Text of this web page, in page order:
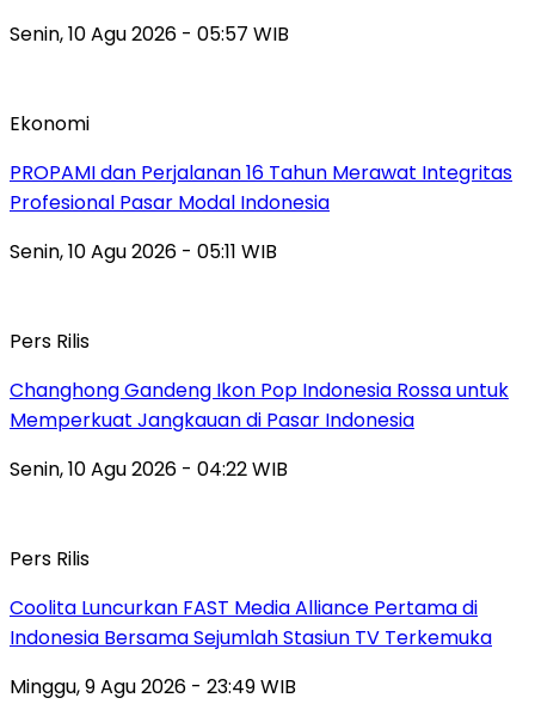
Senin, 10 Agu 2026 - 05:57 WIB
Ekonomi
PROPAMI dan Perjalanan 16 Tahun Merawat Integritas
Profesional Pasar Modal Indonesia
Senin, 10 Agu 2026 - 05:11 WIB
Pers Rilis
Changhong Gandeng Ikon Pop Indonesia Rossa untuk
Memperkuat Jangkauan di Pasar Indonesia
Senin, 10 Agu 2026 - 04:22 WIB
Pers Rilis
Coolita Luncurkan FAST Media Alliance Pertama di
Indonesia Bersama Sejumlah Stasiun TV Terkemuka
Minggu, 9 Agu 2026 - 23:49 WIB